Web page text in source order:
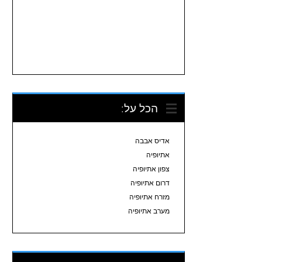
הכל על:
אדיס אבבה
אתיופיה
צפון אתיופיה
דרום אתיופיה
מזרח אתיופיה
מערב אתיופיה